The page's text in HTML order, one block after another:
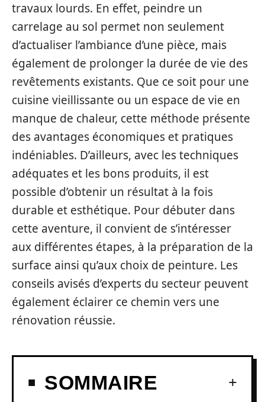
travaux lourds. En effet, peindre un
carrelage au sol permet non seulement
d’actualiser l’ambiance d’une pièce, mais
également de prolonger la durée de vie des
revêtements existants. Que ce soit pour une
cuisine vieillissante ou un espace de vie en
manque de chaleur, cette méthode présente
des avantages économiques et pratiques
indéniables. D’ailleurs, avec les techniques
adéquates et les bons produits, il est
possible d’obtenir un résultat à la fois
durable et esthétique. Pour débuter dans
cette aventure, il convient de s’intéresser
aux différentes étapes, à la préparation de la
surface ainsi qu’aux choix de peinture. Les
conseils avisés d’experts du secteur peuvent
également éclairer ce chemin vers une
rénovation réussie.
SOMMAIRE